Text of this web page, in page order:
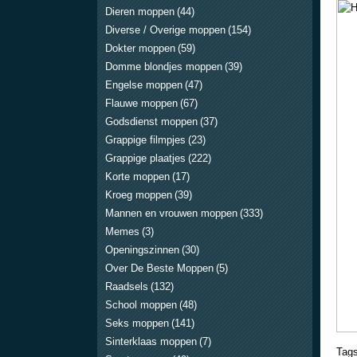
Dieren moppen (44)
Diverse / Overige moppen (154)
Dokter moppen (59)
Domme blondjes moppen (39)
Engelse moppen (47)
Flauwe moppen (67)
Godsdienst moppen (37)
Grappige filmpjes (23)
Grappige plaatjes (222)
Korte moppen (17)
Kroeg moppen (39)
Mannen en vrouwen moppen (333)
Memes (3)
Openingszinnen (30)
Over De Beste Moppen (5)
Raadsels (132)
School moppen (48)
Seks moppen (141)
Sinterklaas moppen (7)